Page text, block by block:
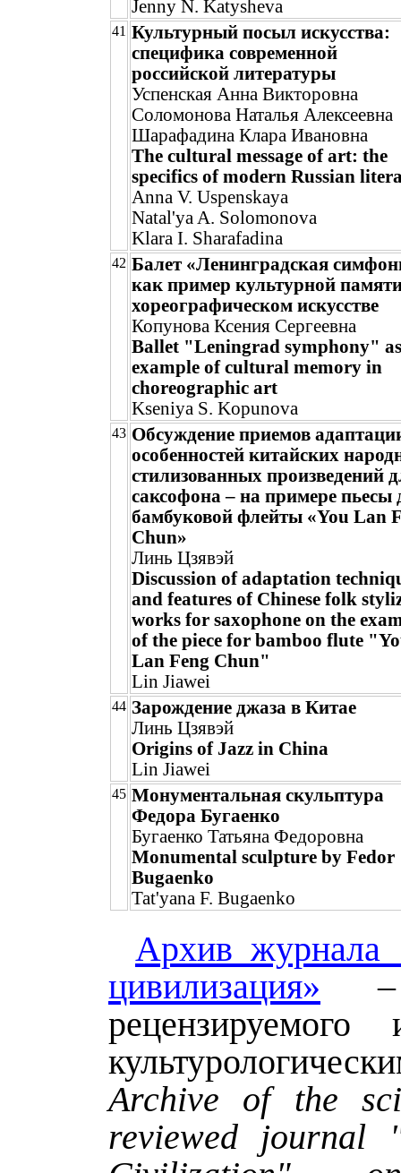
Jenny N. Katysheva
41 Культурный посыл искусства:
специфика современной
российской литературы
Успенская Анна Викторовна
Соломонова Наталья Алексеевна
Шарафадина Клара Ивановна
The cultural message of art: the
specifics of modern Russian
Anna V. Uspenskaya
Natal'ya A. Solomonova
Klara I. Sharafadina
42 Балет «Ленинградская
как пример культурной
хореографическом искусстве
Копунова Ксения Сергеевна
Ballet "Leningrad symphony"
example of cultural memory in
choreographic art
Kseniya S. Kopunova
43 Обсуждение приемов
особенностей китайских
стилизованных произведений
саксофона – на примере пьесы
бамбуковой флейты «You Lan
Chun»
Линь Цзявэй
Discussion of adaptation
and features of Chinese folk
works for saxophone on the
of the piece for bamboo flute
Lan Feng Chun"
Lin Jiawei
44 Зарождение джаза в Китае
Линь Цзявэй
Origins of Jazz in China
Lin Jiawei
45 Монументальная скульптура
Федора Бугаенко
Бугаенко Татьяна Федоровна
Monumental sculpture by Fedor
Bugaenko
Tat'yana F. Bugaenko
Архив журнала
цивилизация» –
Archive of the
reviewed journal